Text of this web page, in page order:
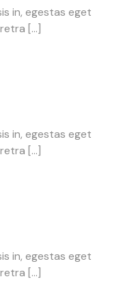
in, egestas eget
[…]
in, egestas eget
[…]
in, egestas eget
[…]